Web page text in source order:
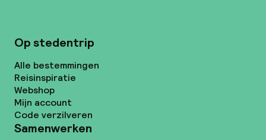
Op stedentrip
Alle bestemmingen
Reisinspiratie
Webshop
Mijn account
Code verzilveren
Samenwerken